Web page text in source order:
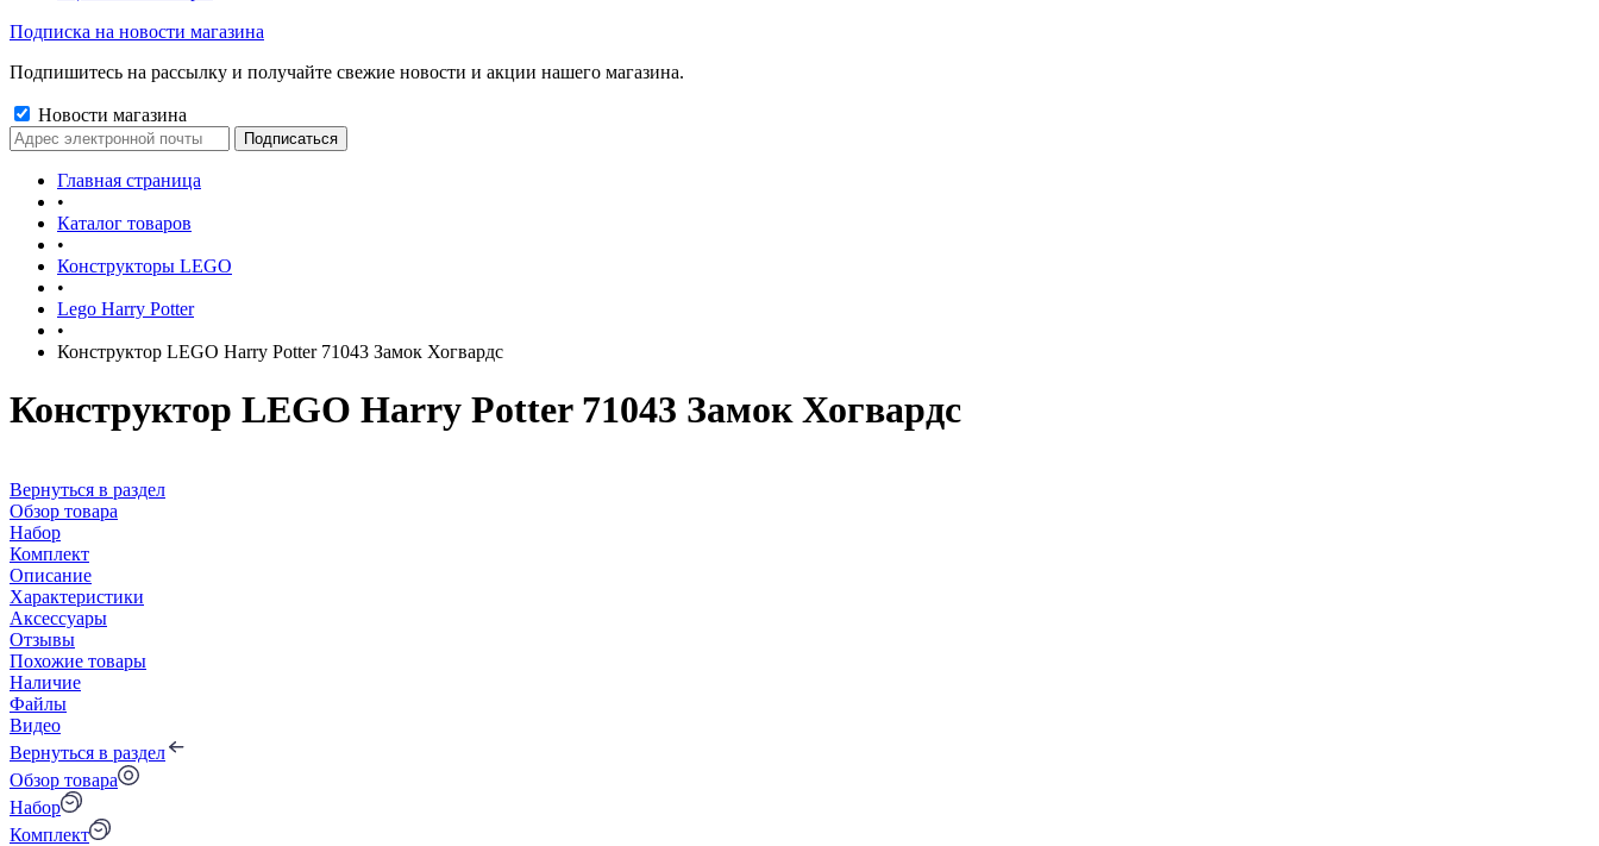
Подписка на новости магазина
Подпишитесь на рассылку и получайте свежие новости и акции нашего магазина.
Новости магазина
Главная страница
•
Каталог товаров
•
Конструкторы LEGO
•
Lego Harry Potter
•
Конструктор LEGO Harry Potter 71043 Замок Хогвардс
Конструктор LEGO Harry Potter 71043 Замок Хогвардс
Вернуться в раздел
Обзор товара
Набор
Комплект
Описание
Характеристики
Аксессуары
Отзывы
Похожие товары
Наличие
Файлы
Видео
Вернуться в раздел
Обзор товара
Набор
Комплект